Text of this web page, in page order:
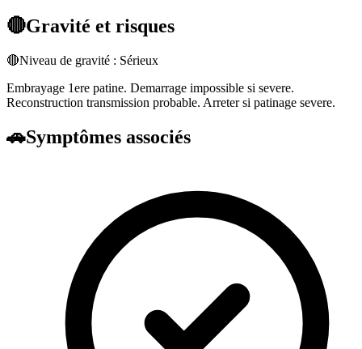
🔴Gravité et risques
🔴Niveau de gravité : Sérieux
Embrayage 1ere patine. Demarrage impossible si severe.
Reconstruction transmission probable. Arreter si patinage severe.
🚗Symptômes associés